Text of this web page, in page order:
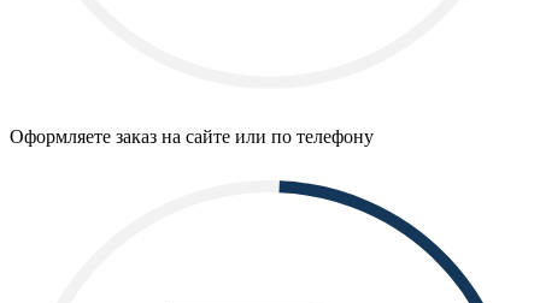
Оформляете заказ на сайте или по телефону